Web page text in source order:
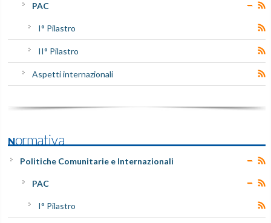
PAC
I° Pilastro
II° Pilastro
Aspetti internazionali
Normativa
Politiche Comunitarie e Internazionali
PAC
I° Pilastro